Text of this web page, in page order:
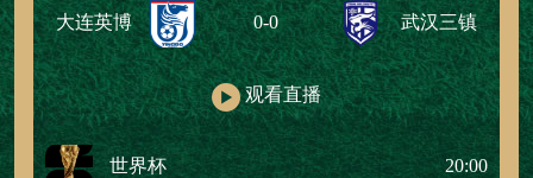
大连英博 0-0 武汉三镇
观看直播
世界杯 20:00